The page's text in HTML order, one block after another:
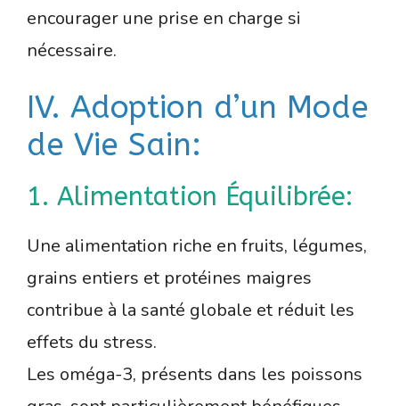
encourager une prise en charge si
nécessaire.
IV. Adoption d’un Mode
de Vie Sain:
1. Alimentation Équilibrée:
Une alimentation riche en fruits, légumes,
grains entiers et protéines maigres
contribue à la santé globale et réduit les
effets du stress.
Les oméga-3, présents dans les poissons